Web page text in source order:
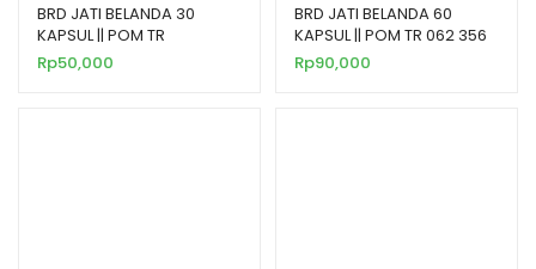
BRD JATI BELANDA 30
KAPSUL || POM TR
062356251
Rp50,000
BRD JATI BELANDA 60
KAPSUL || POM TR 062 356
251
Rp90,000